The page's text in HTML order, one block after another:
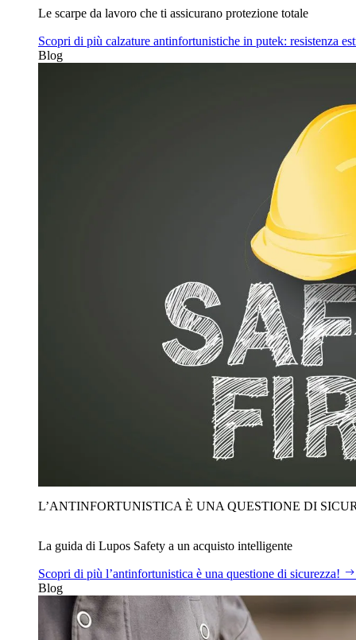
Le scarpe da lavoro che ti assicurano protezione totale
Scopri di più calzature antinfortunistiche in putek: resistenza
Blog
L’ANTINFORTUNISTICA È UNA QUESTIONE DI
La guida di Lupos Safety a un acquisto intelligente
Scopri di più l’antinfortunistica è una questione di sicurezza!
Blog